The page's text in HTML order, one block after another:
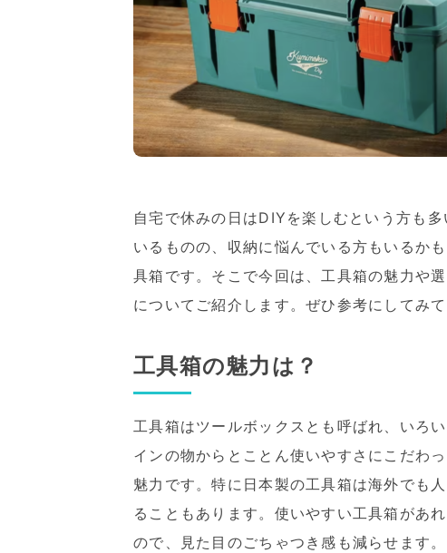
自宅で休みの日はDIYを楽しむという方も
いるものの、収納に悩んでいる方もいるか
具箱です。そこで今回は、工具箱の魅力
についてご紹介します。ぜひ参考にしてみて
工具箱の魅力は？
工具箱はツールボックスとも呼ばれ、いろ
インの物からとことん使いやすさにこだわ
魅力です。特に日本製の工具箱は海外でも
ることもあります。使いやすい工具箱があ
ので、見た目のごちゃつき感も減らせます。